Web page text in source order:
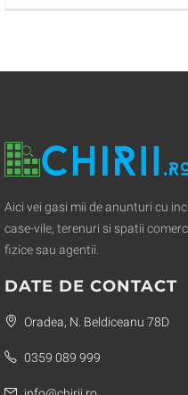
Aici vei gasi mii de anunturi cu
case-vile, terenuri si spatii
fizice sau agentii.
DATE DE CONTACT
Oradea, N. Beldiceanu 78D
0359 089 999